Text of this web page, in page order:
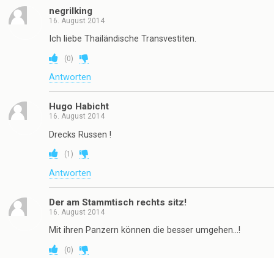
negrilking
16. August 2014
Ich liebe Thailändische Transvestiten.
(0)
Antworten
Hugo Habicht
16. August 2014
Drecks Russen !
(1 )
Antworten
Der am Stammtisch rechts sitz!
16. August 2014
Mit ihren Panzern können die besser umgehen…!
(0)